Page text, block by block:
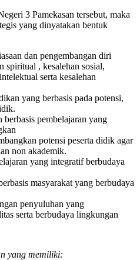
3 Pamekasan tersebut, maka
yang dinyatakan bentuk
dan pengembangan diri
spiritual , kesalehan sosial,
serta kesalehan
yang berbasis pada potensi,
pembelajaran yang
potensi peserta didik agar
non akademik.
yang integratif berbudaya
masyarakat yang berbudaya
penyuluhan yang
serta berbudaya lingkungan
yang memiliki: